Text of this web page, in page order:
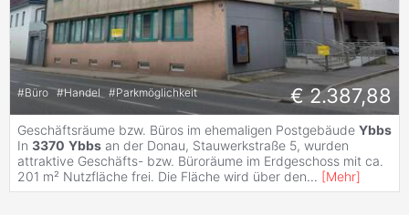
#Büro #Handel #Parkmöglichkeit € 2.387,88
Geschäftsräume bzw. Büros im ehemaligen Postgebäude Ybbs
In 3370 Ybbs an der Donau, Stauwerkstraße 5, wurden
attraktive Geschäfts- bzw. Büroräume im Erdgeschoss mit ca.
201 m² Nutzfläche frei. Die Fläche wird über den... [Mehr]